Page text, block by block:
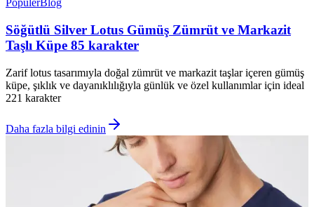
PopülerBlog
Söğütlü Silver Lotus Gümüş Zümrüt ve Markazit
Taşlı Küpe 85 karakter
Zarif lotus tasarımıyla doğal zümrüt ve markazit taşlar içeren gümüş
küpe, şıklık ve dayanıklılığıyla günlük ve özel kullanımlar için ideal
221 karakter
Daha fazla bilgi edinin